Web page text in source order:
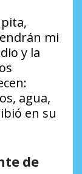
mi
y la
agua,
en su
de